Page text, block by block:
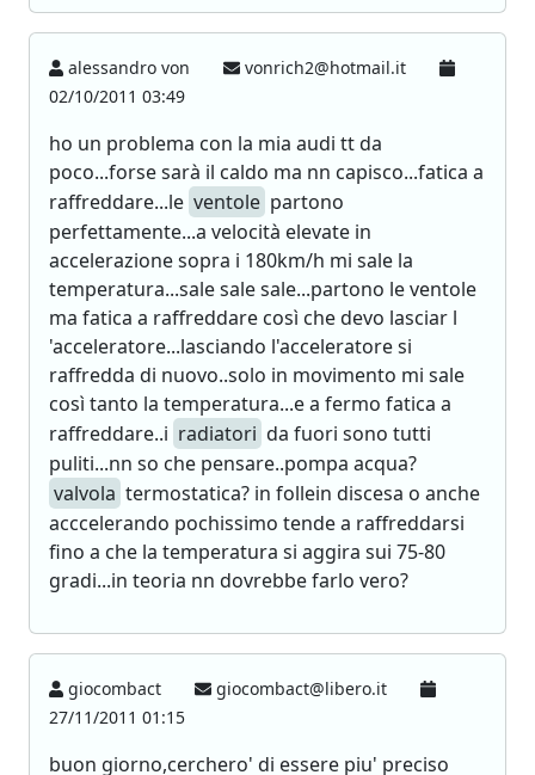
alessandro von
vonrich2@hotmail.it
02/10/2011 03:49
ho un problema con la mia audi tt da
poco...forse sarà il caldo ma nn capisco...fatica a
raffreddare...le ventole partono
perfettamente...a velocità elevate in
accelerazione sopra i 180km/h mi sale la
temperatura...sale sale sale...partono le ventole
ma fatica a raffreddare così che devo lasciar l
'acceleratore...lasciando l'acceleratore si
raffredda di nuovo..solo in movimento mi sale
così tanto la temperatura...e a fermo fatica a
raffreddare..i radiatori da fuori sono tutti
puliti...nn so che pensare..pompa acqua?
valvola termostatica? in follein discesa o anche
acccelerando pochissimo tende a raffreddarsi
fino a che la temperatura si aggira sui 75-80
gradi...in teoria nn dovrebbe farlo vero?
giocombact
giocombact@libero.it
27/11/2011 01:15
buon giorno,cerchero' di essere piu' preciso